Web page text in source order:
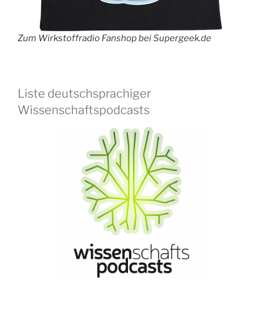
Zum Wirkstoffradio Fanshop bei Supergeek.de
Liste deutschsprachiger
Wissenschaftspodcasts